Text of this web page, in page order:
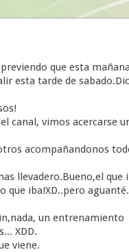
que esta
esta tarde de
canal, vimos acercarse
acompañandonos
llevadero.Bueno,el que
que iba!XD..pero aguanté.
un entrenamiento
XDD.
viene.